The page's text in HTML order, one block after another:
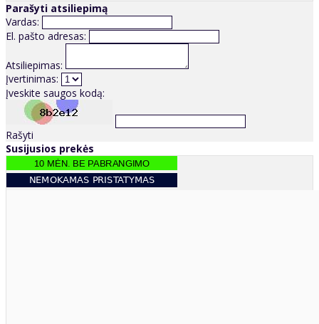
Parašyti atsiliepimą
Vardas:
El. pašto adresas:
Atsiliepimas:
Įvertinimas:
Įveskite saugos kodą:
Rašyti
Susijusios prekės